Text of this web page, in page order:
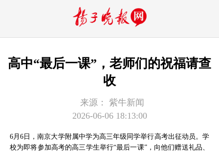
高中“最后一课”，老师们的祝福请查
收
来源：
紫牛新闻
2026-06-06 18:13:00
6月6日，南京大学附属中学为高三年级同学举行高考出征动员。学
校为即将参加高考的高三学生举行“最后一课”，向他们赠送礼品、